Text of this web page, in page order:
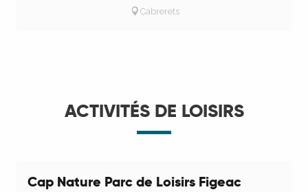
Cabrerets
ACTIVITÉS DE LOISIRS
Cap Nature Parc de Loisirs Figeac